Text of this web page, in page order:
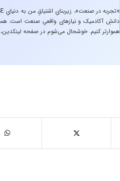
دانشِ آکادمیک و نیازهای واقعیِ صنعت است.
هموارتر کنیم. خوشحال می‌شوم در صفحه